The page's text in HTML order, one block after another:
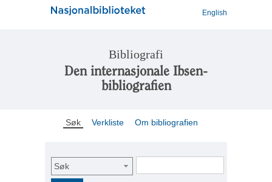
English
Bibliografi
Den internasjonale Ibsen-
bibliografien
Søk Verkliste Om bibliografien
Søk